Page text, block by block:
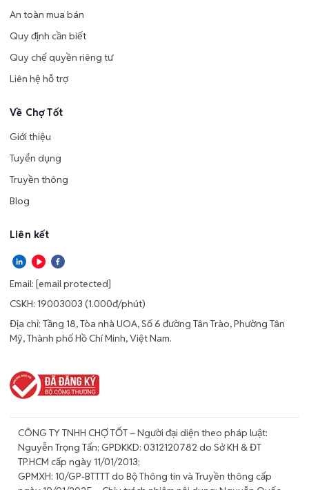
An toàn mua bán
Quy định cần biết
Quy chế quyền riêng tư
Liên hệ hỗ trợ
Về Chợ Tốt
Giới thiệu
Tuyển dụng
Truyền thông
Blog
Liên kết
Email: [email protected]
CSKH: 19003003 (1.000đ/phút)
Địa chỉ: Tầng 18, Tòa nhà UOA, Số 6 đường Tân Trào, Phường Tân
Mỹ, Thành phố Hồ Chí Minh, Việt Nam.
CÔNG TY TNHH CHỢ TỐT – Người đại diện theo pháp luật:
Nguyễn Trọng Tấn; GPDKKD: 0312120782 do Sở KH & ĐT
TP.HCM cấp ngày 11/01/2013;
GPMXH: 10/GP-BTTTT do Bộ Thông tin và Truyền thông cấp